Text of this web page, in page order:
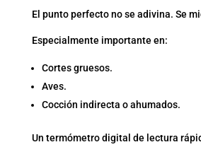
El punto perfecto no se adivina. Se
Especialmente importante en:
Cortes gruesos.
Aves.
Cocción indirecta o ahumados.
Un termómetro digital de lectura